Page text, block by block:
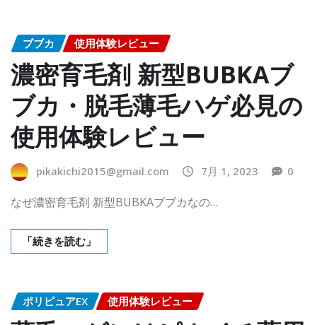
ブブカ 使用体験レビュー
濃密育毛剤 新型BUBKAブ
ブカ・脱毛薄毛ハゲ必見の
使用体験レビュー
pikakichi2015@gmail.com 7月 1, 2023 0
なぜ濃密育毛剤 新型BUBKAブブカなの…
「続きを読む」
ポリピュアEX 使用体験レビュー